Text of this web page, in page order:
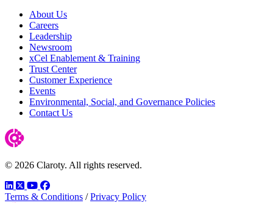
About Us
Careers
Leadership
Newsroom
xCel Enablement & Training
Trust Center
Customer Experience
Events
Environmental, Social, and Governance Policies
Contact Us
© 2026 Claroty. All rights reserved.
LinkedIn
TwitterYouTube
Facebook
Terms & Conditions / Privacy Policy